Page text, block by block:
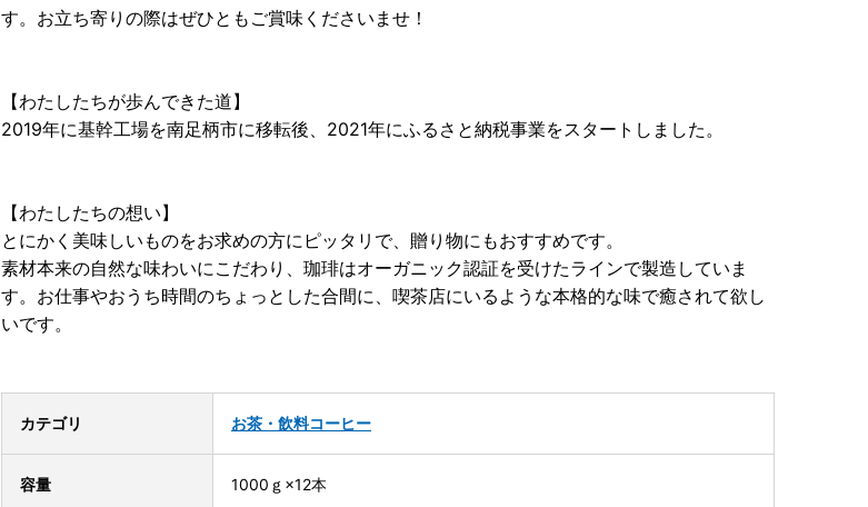
す。お立ち寄りの際はぜひともご賞味くださいませ！
【わたしたちが歩んできた道】
2019年に基幹工場を南足柄市に移転後、2021年にふるさと納税事業をスタートしました。
【わたしたちの想い】
とにかく美味しいものをお求めの方にピッタリで、贈り物にもおすすめです。
素材本来の自然な味わいにこだわり、珈琲はオーガニック認証を受けたラインで製造していま
す。お仕事やおうち時間のちょっとした合間に、喫茶店にいるような本格的な味で癒されて欲し
いです。
カテゴリ お茶・飲料コーヒー
容量 1000ｇ×12本